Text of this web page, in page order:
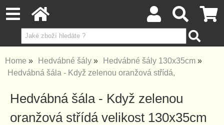
Home Hedvábné šály
Hedvábné šály 130x35cm
Hedvábná šála - Když zelenou oranžová střídá,
Hedvábná šála - Když zelenou
oranžová střídá velikost 130x35cm